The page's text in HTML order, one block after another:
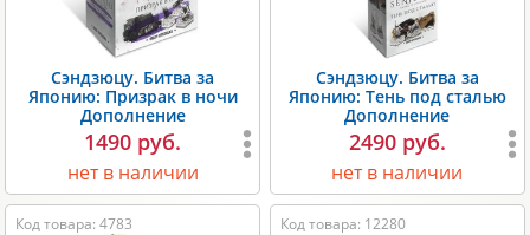
Сэндзюцу. Битва за
Японию: Призрак в ночи
Дополнение
1490 руб.
нет в наличии
Сэндзюцу. Битва за
Японию: Тень под сталью
Дополнение
2490 руб.
нет в наличии
Код товара: 4783 Код товара: 12280